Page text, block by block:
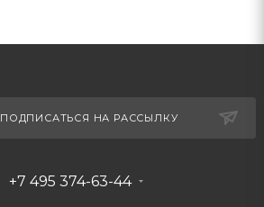
ПОДПИСАТЬСЯ НА РАССЫЛКУ
+7 495 374-63-44